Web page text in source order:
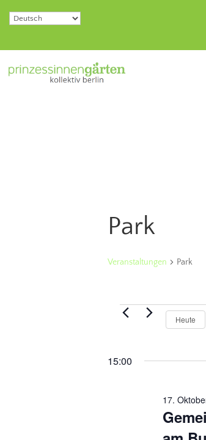
Park
Veranstaltungen Park
Veranstaltungen
Oktober
Heute
15:00
17.